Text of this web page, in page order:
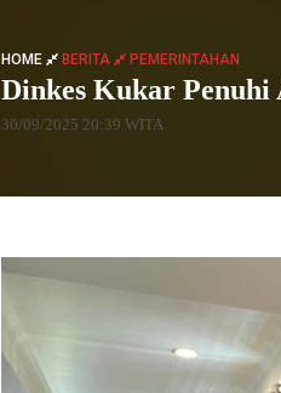
HOME BERITA PEMERINTAHAN
Dinkes Kukar Penuhi
30/09/2025 20:39 WITA